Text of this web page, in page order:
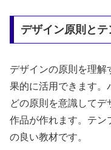
デザイン原則と
デザインの原則を理解
果的に活用できます。
どの原則を意識して
作品が作れます。テン
の良い教材です。